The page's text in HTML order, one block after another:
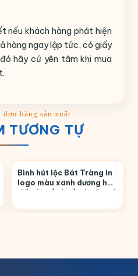
nếu khách hàng phát hiện
hàng ngay lập tức, có giấy
hãy cứ yên tâm khi mua
TƯƠNG TỰ
Bình hút lộc Bát Tràng in
logo màu xanh dương họa
tiết thuyền buồm in decal